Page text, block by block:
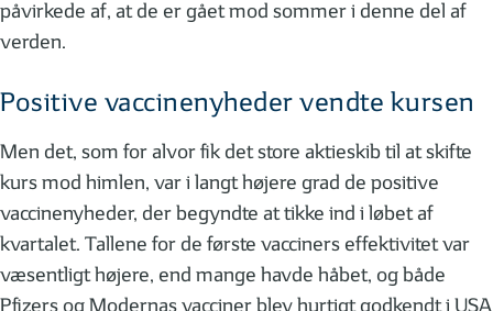
påvirkede af, at de er gået mod sommer i denne del af
verden.
Positive vaccinenyheder vendte kursen
Men det, som for alvor fik det store aktieskib til at skifte
kurs mod himlen, var i langt højere grad de positive
vaccinenyheder, der begyndte at tikke ind i løbet af
kvartalet. Tallene for de første vacciners effektivitet var
væsentligt højere, end mange havde håbet, og både
Pfizers og Modernas vacciner blev hurtigt godkendt i USA